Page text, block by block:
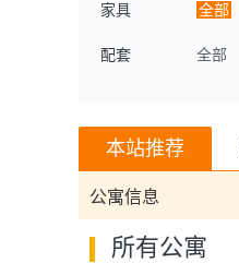
家具 全部
配套 全部
本站推荐
公寓信息
所有公寓